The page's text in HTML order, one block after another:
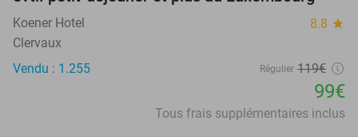
Koener Hotel 8.8 star
Clervaux
Vendu : 1.255
Régulier 119€
99€
Tous frais supplémentaires inclus